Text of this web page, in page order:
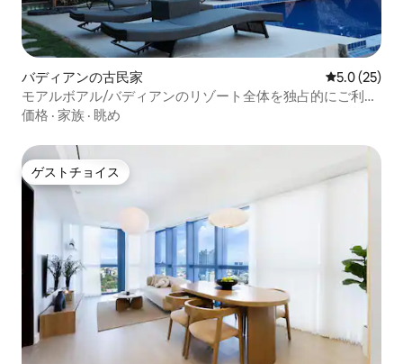
バディアンの古民家 レビュー25
5.0 (25)
モアルボアル/バディアンのリゾート全体を独占的にご利用
いただけます
価格 · 家族 · 眺め
ゲストチョイス
ゲストチョイス